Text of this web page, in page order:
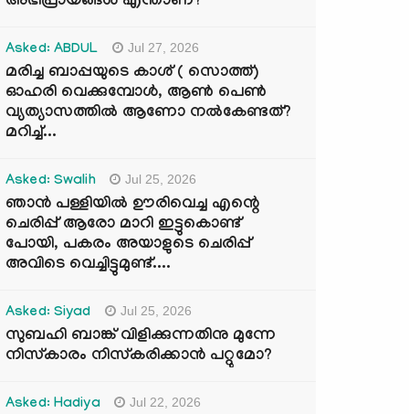
Asked: ABDUL Jul 27, 2026
മരിച്ച ബാപ്പയുടെ കാശ് ( സൊത്ത്)
ഓഹരി വെക്കുമ്പോൾ, ആണ്‍ പെണ്‍
വ്യത്യാസത്തില്‍ ആണോ നല്‍കേണ്ടത്?
മറിച്ച്...
Asked: Swalih Jul 25, 2026
ഞാൻ പള്ളിയിൽ ഊരിവെച്ച എന്റെ
ചെരിപ്പ് ആരോ മാറി ഇട്ടുകൊണ്ട്
പോയി, പകരം അയാളുടെ ചെരിപ്പ്
അവിടെ വെച്ചിട്ടുമുണ്ട്....
Asked: Siyad Jul 25, 2026
സുബഹി ബാങ്ക് വിളിക്കുന്നതിനു മുന്നേ
നിസ്കാരം നിസ്കരിക്കാൻ പറ്റുമോ?
Asked: Hadiya Jul 22, 2026